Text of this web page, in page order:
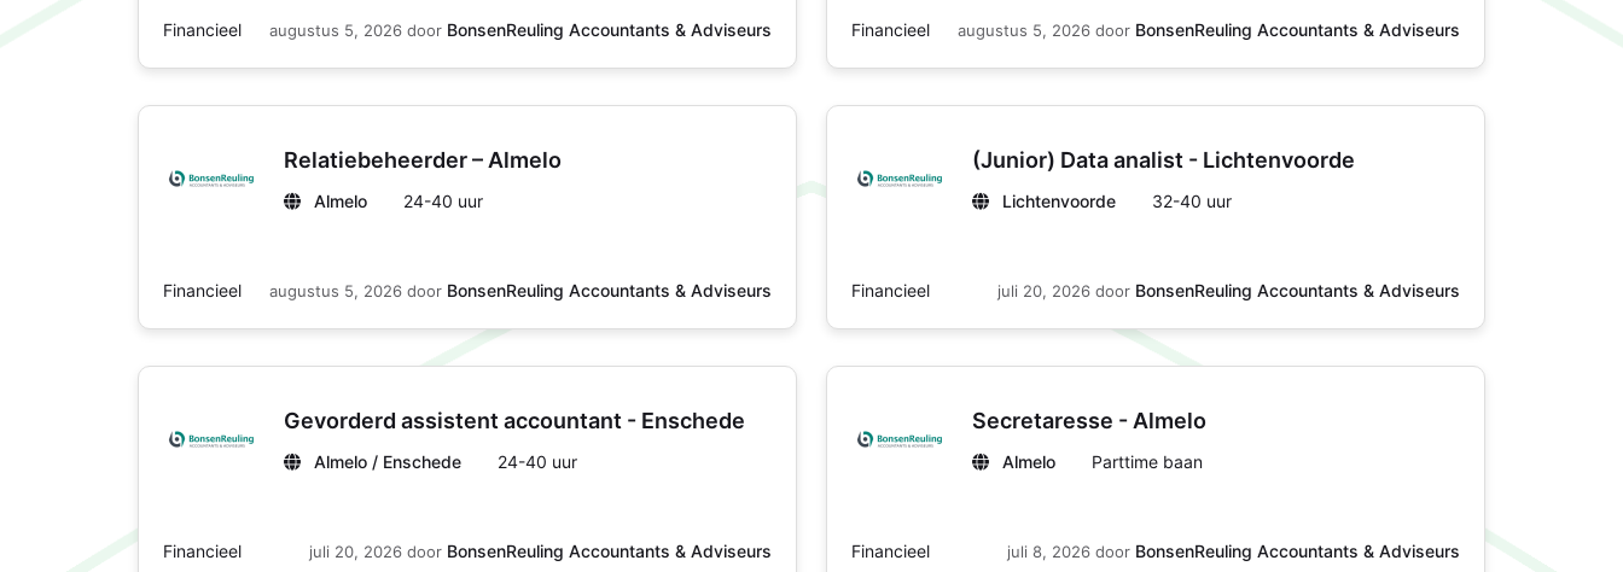
Financieel augustus 5, 2026 door BonsenReuling Accountants & Adviseurs Financieel augustus 5, 2026 door BonsenReuling Accountants & Adviseurs
Relatiebeheerder – Almelo
Almelo 24-40 uur
Financieel augustus 5, 2026 door BonsenReuling Accountants & Adviseurs
(Junior) Data analist - Lichtenvoorde
Lichtenvoorde 32-40 uur
Financieel juli 20, 2026 door BonsenReuling Accountants & Adviseurs
Gevorderd assistent accountant - Enschede
Almelo / Enschede 24-40 uur
Financieel juli 20, 2026 door BonsenReuling Accountants & Adviseurs
Secretaresse - Almelo
Almelo Parttime baan
Financieel juli 8, 2026 door BonsenReuling Accountants & Adviseurs